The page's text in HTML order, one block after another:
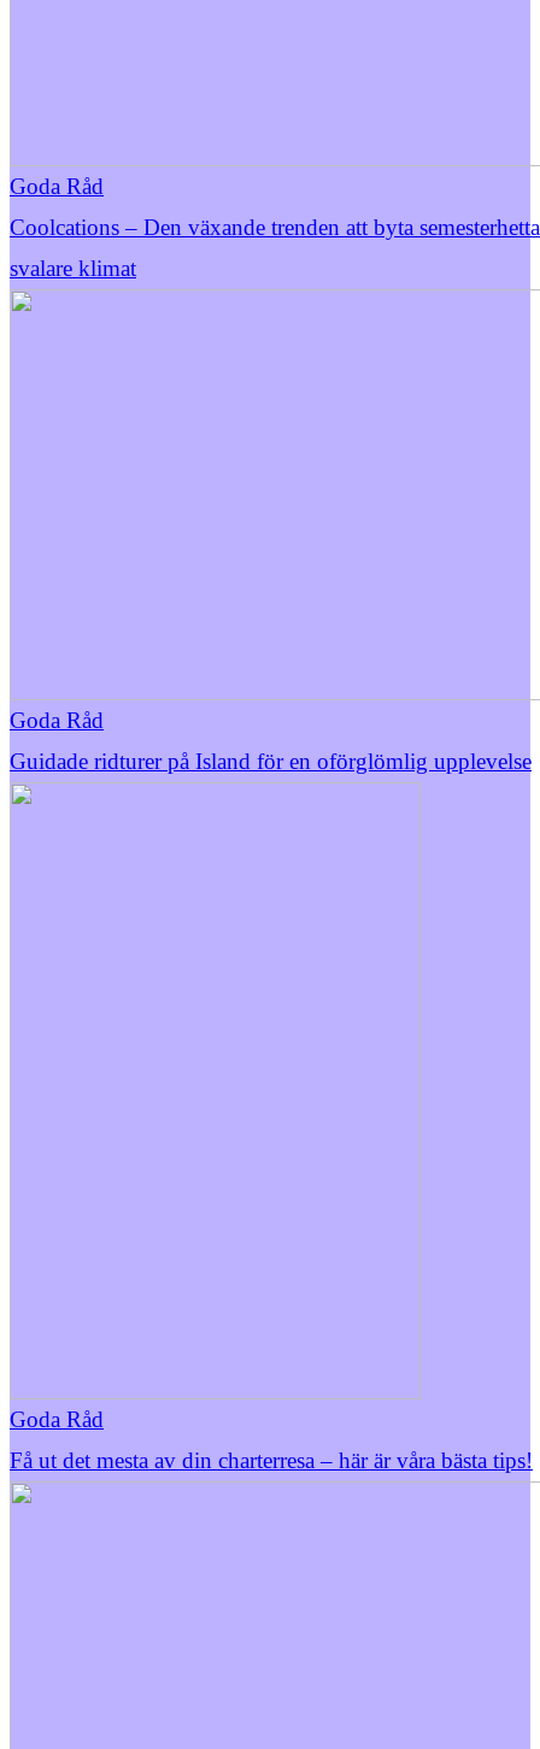
Goda Råd
Coolcations – Den växande trenden att byta
svalare klimat
Goda Råd
Guidade ridturer på Island för en oförglömlig upplevelse
Goda Råd
Få ut det mesta av din charterresa – här är våra bästa tips!